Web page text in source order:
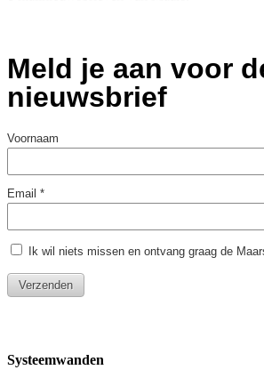
Systeemwanden